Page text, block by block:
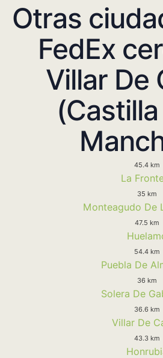
Otras
FedEx
Villar De
45.4 km
La
35 km
Monteagudo De
47.5 km
54.4 km
Puebla De
36 km
Solera De
36.6 km
Villar De
43.3 km